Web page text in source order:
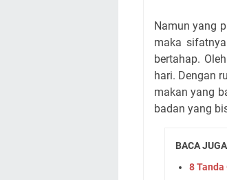
Namun yang
maka
bertahap.
hari. Dengan
makan yang
badan yang
BACA JUGA
8 Tanda